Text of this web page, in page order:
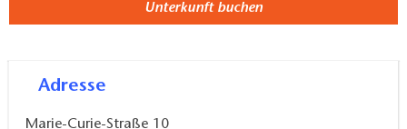
Unterkunft buchen
Adresse
Marie-Curie-Straße 10